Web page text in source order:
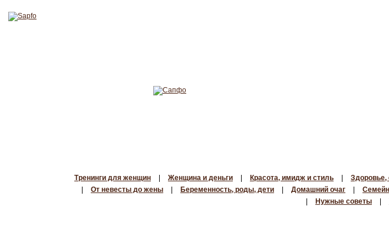
Тренинги для женщин Женщина и деньги Красота, имидж и стиль Здоровье,
От невесты до жены Беременность, роды, дети Домашний очаг
Нужные советы